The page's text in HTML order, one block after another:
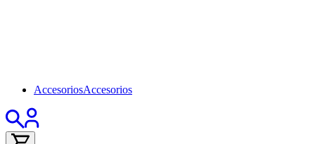
AccesoriosAccesorios